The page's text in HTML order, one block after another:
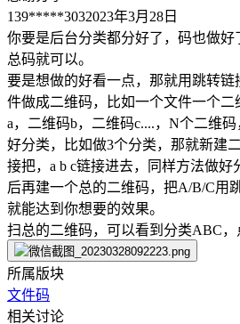
139*****3032023年3月28日
你要是后台分类都分好了，码也做
总码就可以。
要是想做的好看一点，那就用跳转
件做成二维码，比如一个文件一个二
a，二维码b，二维码c....，N个二维
好分类，比如做3个分类，那就新建
接把，a b c链接进去，同样方法做
后再建一个总的二维码，把A/B/C用
就能达到你想要的效果。
扫总的二维码，可以看到分类ABC
所属版块
文件码
相关讨论